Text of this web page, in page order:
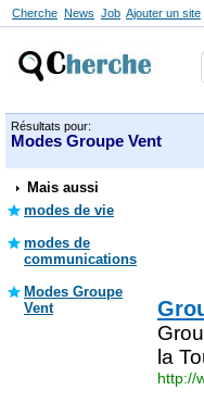
Cherche News Job Ajouter un site
Résultats pour:
Modes Groupe Vent
Mais aussi
modes de vie
modes de
communications
Modes Groupe
Vent
la
http://